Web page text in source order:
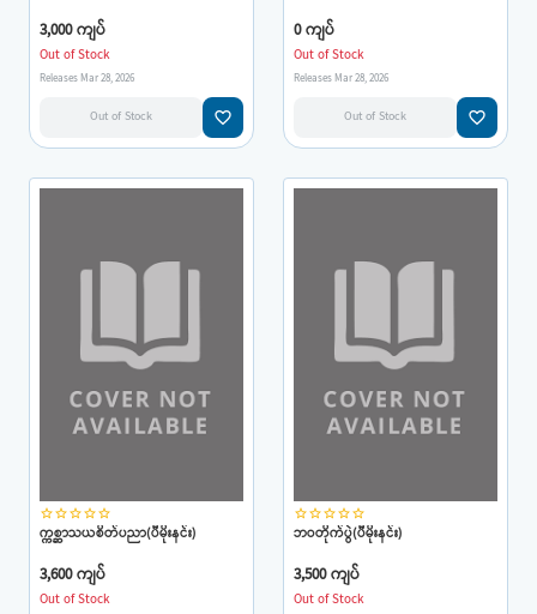
3,000 ကျပ်
Out of Stock
Releases Mar 28, 2026
Out of Stock favorite_border
0 ကျပ်
Out of Stock
Releases Mar 28, 2026
Out of Stock favorite_border
star_borderstar_borderstar_borderstar_borderstar_border
က္ကစ္ဆာသယစိတ်ပညာ(ပီမိုးနင်း)
3,600 ကျပ်
Out of Stock
star_borderstar_borderstar_borderstar_borderstar_border
ဘဝတိုက်ပွဲ(ပီမိုးနင်း)
3,500 ကျပ်
Out of Stock